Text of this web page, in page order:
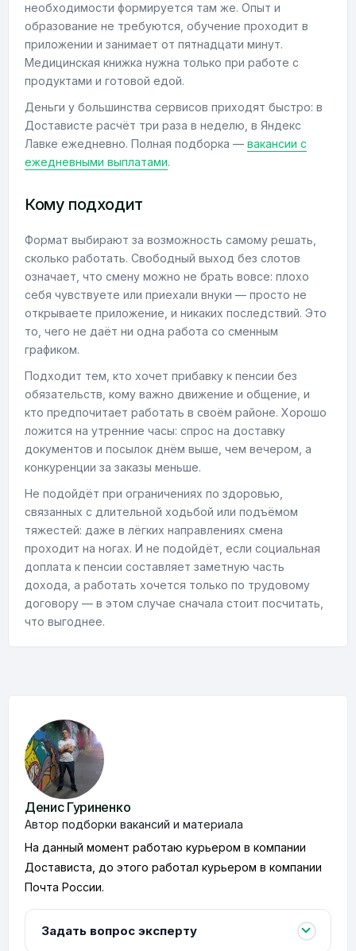
необходимости формируется там же. Опыт и
образование не требуются, обучение проходит в
приложении и занимает от пятнадцати минут.
Медицинская книжка нужна только при работе с
продуктами и готовой едой.
Деньги у большинства сервисов приходят быстро: в
Достависте расчёт три раза в неделю, в Яндекс
Лавке ежедневно. Полная подборка — вакансии с
ежедневными выплатами.
Кому подходит
Формат выбирают за возможность самому решать,
сколько работать. Свободный выход без слотов
означает, что смену можно не брать вовсе: плохо
себя чувствуете или приехали внуки — просто не
открываете приложение, и никаких последствий. Это
то, чего не даёт ни одна работа со сменным
графиком.
Подходит тем, кто хочет прибавку к пенсии без
обязательств, кому важно движение и общение, и
кто предпочитает работать в своём районе. Хорошо
ложится на утренние часы: спрос на доставку
документов и посылок днём выше, чем вечером, а
конкуренции за заказы меньше.
Не подойдёт при ограничениях по здоровью,
связанных с длительной ходьбой или подъёмом
тяжестей: даже в лёгких направлениях смена
проходит на ногах. И не подойдёт, если социальная
доплата к пенсии составляет заметную часть
дохода, а работать хочется только по трудовому
договору — в этом случае сначала стоит посчитать,
что выгоднее.
Денис Гуриненко
Автор подборки вакансий и материала
На данный момент работаю курьером в компании
Достависта, до этого работал курьером в компании
Почта России.
Задать вопрос эксперту